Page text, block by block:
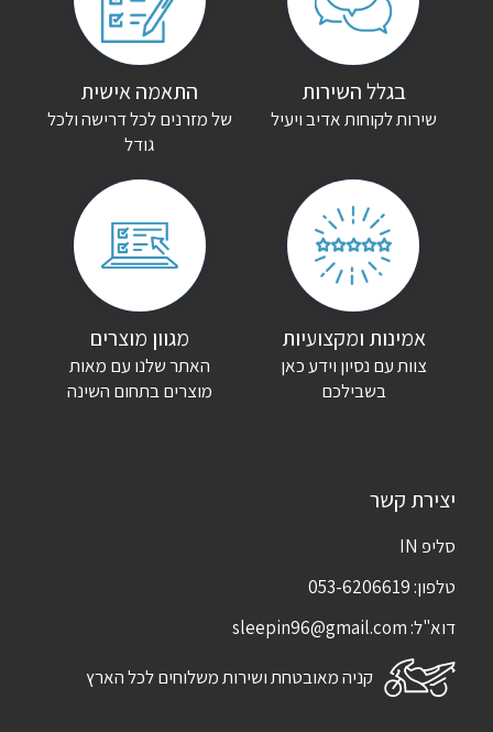
היה הראשון לכתוב סקירה “ספריית קודש דבורה”
האימייל לא יוצג באתר.
שדות החובה מסומנים
שמור בדפדפן זה את השם, האימייל והאתר שלי לפעם הבאה שאגיב.
בגלל השירות
שירות לקוחות אדיב ויעיל
התאמה אישית
של מזרנים לכל דרישה ולכל
גודל
אמינות ומקצועיות
צוות עם נסיון וידע כאן
בשבילכם
מגוון מוצרים
האתר שלנו עם מאות
מוצרים בתחום השינה
יצירת קשר
סליפ IN
טלפון:053-6206619
דוא"ל:sleepin96@gmail.com
קניה מאובטחת ושירות משלוחים לכל הארץ